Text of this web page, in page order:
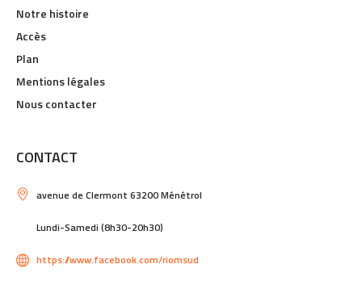
Notre histoire
Accès
Plan
Mentions légales
Nous contacter
CONTACT
avenue de Clermont 63200 Ménétrol
Lundi-Samedi (8h30-20h30)
https://www.facebook.com/riomsud